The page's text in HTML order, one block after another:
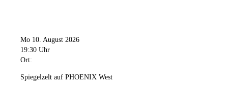
Mo 10. August 2026
19:30 Uhr
Ort:
Spiegelzelt auf PHOENIX West